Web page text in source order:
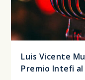
Luis Vicente
Premio Intefi